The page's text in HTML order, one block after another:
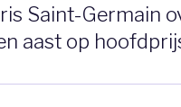
Saint-Germain
aast op